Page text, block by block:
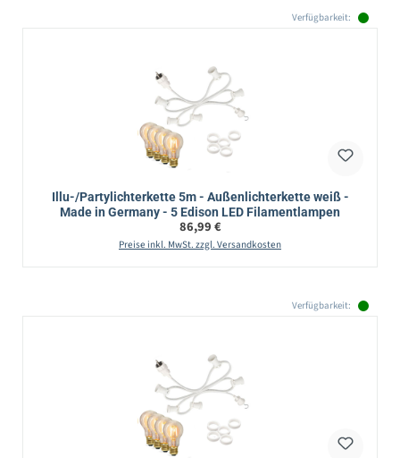
Verfügbarkeit:
Illu-/Partylichterkette 5m - Außenlichterkette weiß -
Made in Germany - 5 Edison LED Filamentlampen
Regulärer Preis:
86,99 €
Preise inkl. MwSt. zzgl. Versandkosten
Verfügbarkeit: